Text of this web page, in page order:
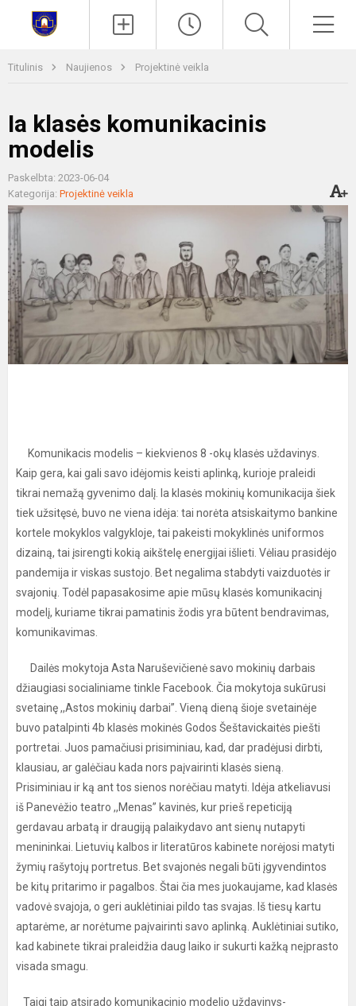
Titulinis Naujienos Projektinė veikla
Ia klasės komunikacinis
modelis
Paskelbta: 2023-06-04
Kategorija: Projektinė veikla
Komunikacis modelis – kiekvienos 8 -okų klasės uždavinys.
Kaip gera, kai gali savo idėjomis keisti aplinką, kurioje praleidi
tikrai nemažą gyvenimo dalį. Ia klasės mokinių komunikacija šiek
tiek užsitęsė, buvo ne viena idėja: tai norėta atsiskaitymo bankine
kortele mokyklos valgykloje, tai pakeisti mokyklinės uniformos
dizainą, tai įsirengti kokią aikštelę energijai išlieti. Vėliau prasidėjo
pandemija ir viskas sustojo. Bet negalima stabdyti vaizduotės ir
svajonių. Todėl papasakosime apie mūsų klasės komunikacinį
modelį, kuriame tikrai pamatinis žodis yra būtent bendravimas,
komunikavimas.
Dailės mokytoja Asta Naruševičienė savo mokinių darbais
džiaugiasi socialiniame tinkle Facebook. Čia mokytoja sukūrusi
svetainę ,,Astos mokinių darbai”. Vieną dieną šioje svetainėje
buvo patalpinti 4b klasės mokinės Godos Šeštavickaitės piešti
portretai. Juos pamačiusi prisiminiau, kad, dar pradėjusi dirbti,
klausiau, ar galėčiau kada nors paįvairinti klasės sieną.
Prisiminiau ir ką ant tos sienos norėčiau matyti. Idėja atkeliavusi
iš Panevėžio teatro ,,Menas” kavinės, kur prieš repeticiją
gerdavau arbatą ir draugiją palaikydavo ant sienų nutapyti
menininkai. Lietuvių kalbos ir literatūros kabinete norėjosi matyti
žymių rašytojų portretus. Bet svajonės negali būti įgyvendintos
be kitų pritarimo ir pagalbos. Štai čia mes juokaujame, kad klasės
vadovė svajoja, o geri auklėtiniai pildo tas svajas. Iš tiesų kartu
aptarėme, ar norėtume paįvairinti savo aplinką. Auklėtiniai sutiko,
kad kabinete tikrai praleidžia daug laiko ir sukurti kažką neįprasto
visada smagu.
Taigi taip atsirado komunikacinio modelio uždavinys-